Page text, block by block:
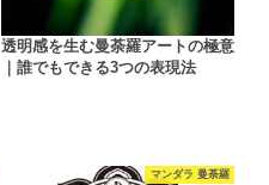
透明感を生む曼荼羅アートの極意
｜誰でもできる3つの表現法
マンダラ 曼荼羅